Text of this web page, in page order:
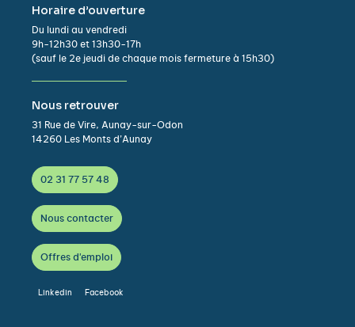
Horaire d’ouverture
Du lundi au vendredi
9h-12h30 et 13h30-17h
(sauf le 2e jeudi de chaque mois fermeture à 15h30)
Nous retrouver
31 Rue de Vire, Aunay-sur-Odon
14260 Les Monts d’Aunay
02 31 77 57 48
Nous contacter
Offres d'emploi
Linkedin Facebook